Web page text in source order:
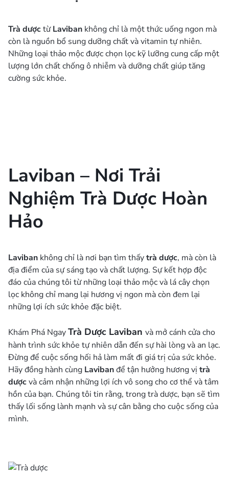
Trà dượctừLaviban không chỉ là một thức uống ngon mà
còn là nguồn bổ sung dưỡng chất và vitamin tự nhiên.
Những loại thảo mộc được chọn lọc kỹ lưỡng cung cấp một
lượng lớn chất chống ô nhiễm và dưỡng chất giúp tăng
cường sức khỏe.
Laviban – Nơi Trải
Nghiệm Trà Dược Hoàn
Hảo
Laviban không chỉ là nơi bạn tìm thấytrà dược, mà còn là
địa điểm của sự sáng tạo và chất lượng. Sự kết hợp độc
đáo của chúng tôi từ những loại thảo mộc và lá cây chọn
lọc không chỉ mang lại hương vị ngon mà còn đem lại
những lợi ích sức khỏe đặc biệt.
Khám Phá NgayTrà Dược Laviban và mở cánh cửa cho
hành trình sức khỏe tự nhiên dẫn đến sự hài lòng và an lạc.
Đừng để cuộc sống hối hả làm mất đi giá trị của sức khỏe.
Hãy đồng hành cùng Lavibanđể tận hưởng hương vị trà
dượcvà cảm nhận những lợi ích vô song cho cơ thể và tâm
hồn của bạn. Chúng tôi tin rằng, trong trà dược, bạn sẽ tìm
thấy lối sống lành mạnh và sự cân bằng cho cuộc sống của
mình.